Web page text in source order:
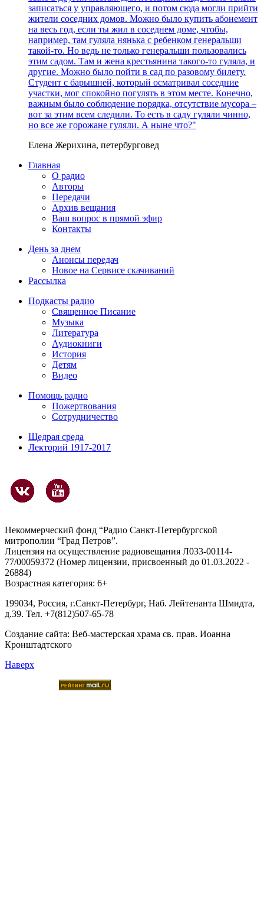
записаться у управляющего, и потом сюда могли прийти
жители соседних домов. Можно было купить абонемент
на весь год, если ты жил в соседнем доме, чтобы,
например, там гуляла нянька с ребенком генеральши
такой-то. Но ведь не только генеральши пользовались
этим садом. Там и жена крестьянина такого-то гуляла, и
другие. Можно было пойти в сад по разовому билету.
Студент с барышней, который осматривал соседние
участки, мог спокойно погулять в этом месте. Конечно,
важным было соблюдение порядка, отсутствие мусора –
вот за этим всем следили. То есть в саду гуляли чинно,
но все же горожане гуляли. А ныне что?"
Елена Жерихина, петербурговед
Главная
О радио
Авторы
Передачи
Архив вещания
Ваш вопрос в прямой эфир
Контакты
День за днем
Анонсы передач
Новое на Сервисе скачиваний
Рассылка
Подкасты радио
Священное Писание
Музыка
Литература
Аудиокниги
История
Детям
Видео
Помощь радио
Пожертвования
Сотрудничество
Щедрая среда
Лекторий 1917-2017
Некоммерческий фонд “Радио Санкт-Петербургской
митрополии “Град Петров”.
Лицензия на осуществление радиовещания Л033-00114-
77/00059372 (Номер лицензии, присвоенный до 01.03.2022 -
26884)
Возрастная категория: 6+
199034, Россия, г.Санкт-Петербург, Наб. Лейтенанта Шмидта,
д.39. Тел. +7(812)507-65-78
Создание сайта: Веб-мастерская храма св. прав. Иоанна
Кронштадтского
Наверх